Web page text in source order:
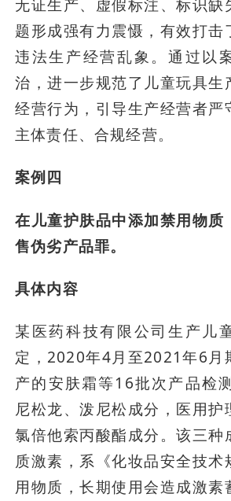
无证生产、虚假标注、标识缺
题形成强有力震慑，有效打击
违法生产经营乱象。通过以
治，进一步规范了儿童玩具生
经营行为，引导生产经营者严
主体责任、合规经营。
案例四
在儿童护肤品中添加禁用物质
售伪劣产品罪。
具体内容
某医药科技有限公司生产儿
定，2020年4月至2021年6月
产的安肤霜等16批次产品检
尼松龙、泼尼松成分，医用护
氯倍他索丙酸酯成分。该三种
质激素，系《化妆品安全技术
用物质，长期使用会造成激素